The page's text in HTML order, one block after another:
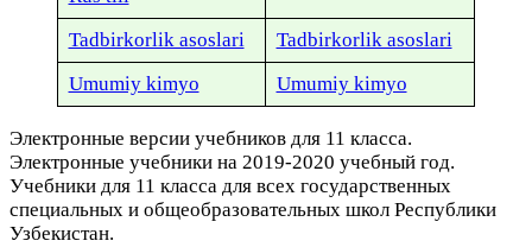
Tadbirkorlik asoslari
Tadbirkorlik asoslari
Umumiy kimyo
Umumiy kimyo
Электронные версии учебников для 11 класса.
Электронные учебники на 2019-2020 учебный год.
Учебники для 11 класса для всех государственных
специальных и общеобразовательных школ Республики
Узбекистан.